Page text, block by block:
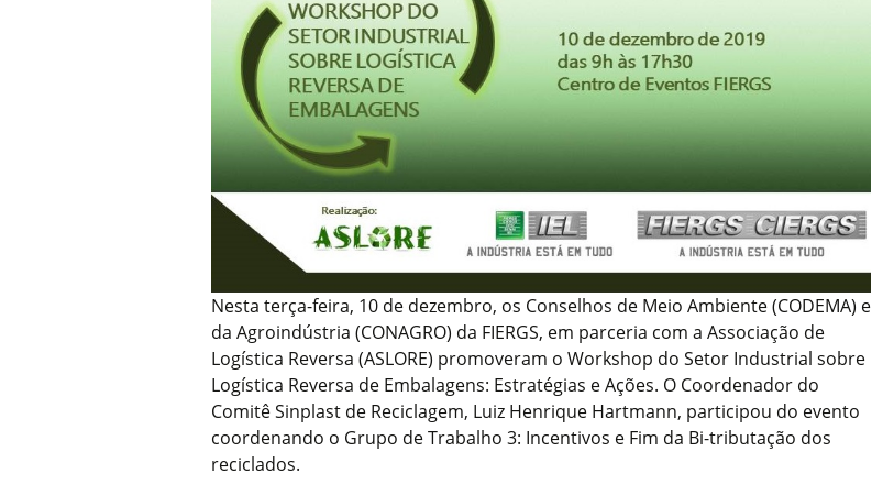
Nesta terça-feira, 10 de dezembro, os Conselhos de Meio Ambiente (CODEMA) e
da Agroindústria (CONAGRO) da FIERGS, em parceria com a Associação de
Logística Reversa (ASLORE) promoveram o Workshop do Setor Industrial sobre
Logística Reversa de Embalagens: Estratégias e Ações. O Coordenador do
Comitê Sinplast de Reciclagem, Luiz Henrique Hartmann, participou do evento
coordenando o Grupo de Trabalho 3: Incentivos e Fim da Bi-tributação dos
reciclados.